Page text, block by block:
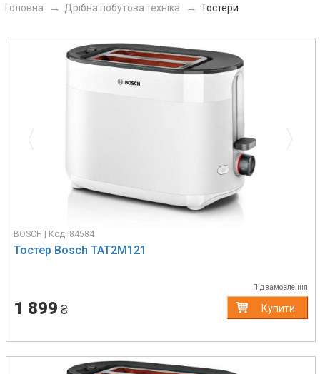
Головна Дрібна побутова техніка Тостери
BOSCH | Код: 84584
Тостер Bosch TAT2M121
Під замовлення
1 899 ₴ Купити